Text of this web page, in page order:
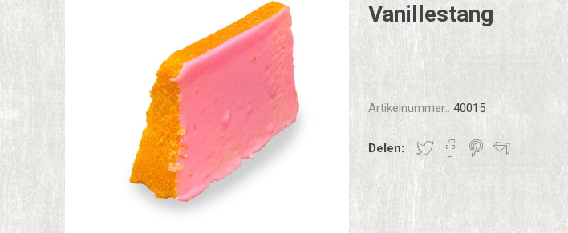
Vanillestang
Artikelnummer:: 40015
Delen: